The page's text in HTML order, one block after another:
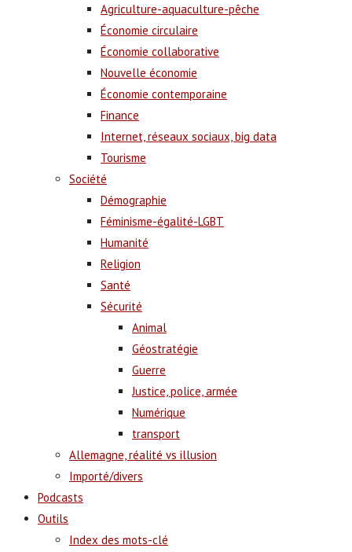
Agriculture-aquaculture-pêche
Économie circulaire
Économie collaborative
Nouvelle économie
Économie contemporaine
Finance
Internet, réseaux sociaux, big data
Tourisme
Société
Démographie
Féminisme-égalité-LGBT
Humanité
Religion
Santé
Sécurité
Animal
Géostratégie
Guerre
Justice, police, armée
Numérique
transport
Allemagne, réalité vs illusion
Importé/divers
Podcasts
Outils
Index des mots-clé